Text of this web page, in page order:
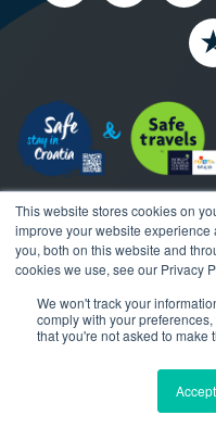
This website stores cookies on
improve your website
you, both on this website and
cookies we use, see our Privacy
We won't track your
comply with your
that you're not asked to make
Accept
Copyright